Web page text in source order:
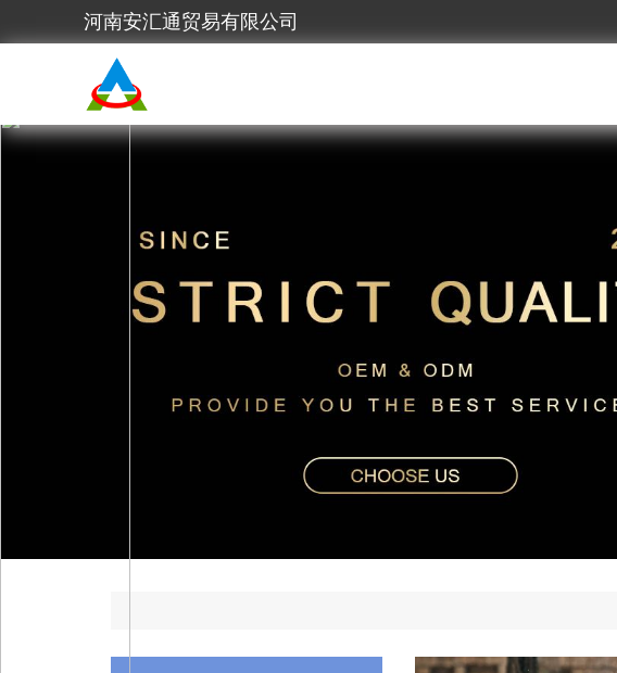
河南安汇通贸易有限公司